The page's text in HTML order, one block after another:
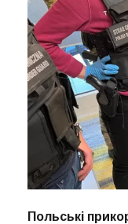
Польські